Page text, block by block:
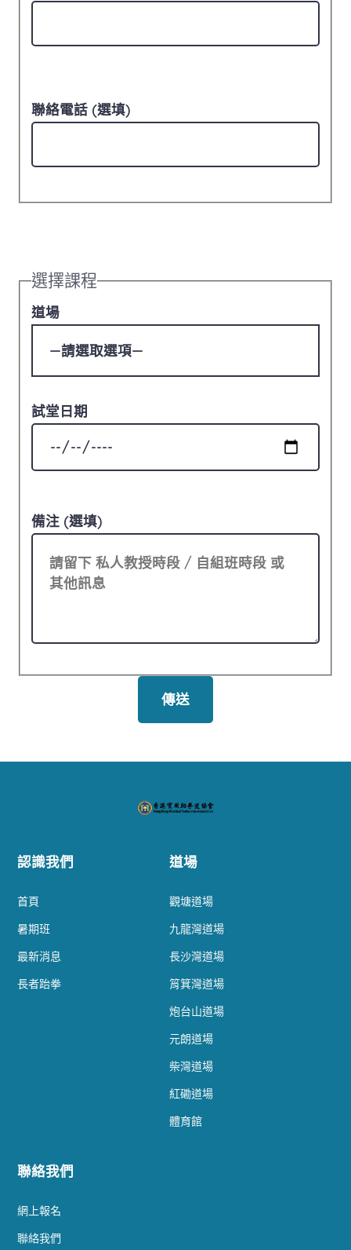
聯絡電話 (選填)
選擇課程
道場
試堂日期
備注 (選填)
認識我們
首頁
暑期班
最新消息
長者跆拳
道場
觀塘道場
九龍灣道場
長沙灣道場
筲箕灣道場
炮台山道場
元朗道場
柴灣道場
紅磡道場
體育館
聯絡我們
網上報名
聯絡我們